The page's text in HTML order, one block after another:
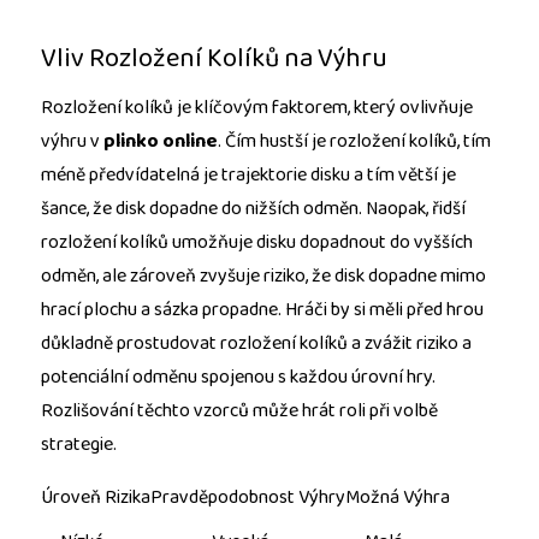
Vliv Rozložení Kolíků na Výhru
Rozložení kolíků je klíčovým faktorem, který ovlivňuje
výhru v plinko online. Čím hustší je rozložení kolíků, tím
méně předvídatelná je trajektorie disku a tím větší je
šance, že disk dopadne do nižších odměn. Naopak, řidší
rozložení kolíků umožňuje disku dopadnout do vyšších
odměn, ale zároveň zvyšuje riziko, že disk dopadne mimo
hrací plochu a sázka propadne. Hráči by si měli před hrou
důkladně prostudovat rozložení kolíků a zvážit riziko a
potenciální odměnu spojenou s každou úrovní hry.
Rozlišování těchto vzorců může hrát roli při volbě
strategie.
Úroveň RizikaPravděpodobnost VýhryMožná Výhra